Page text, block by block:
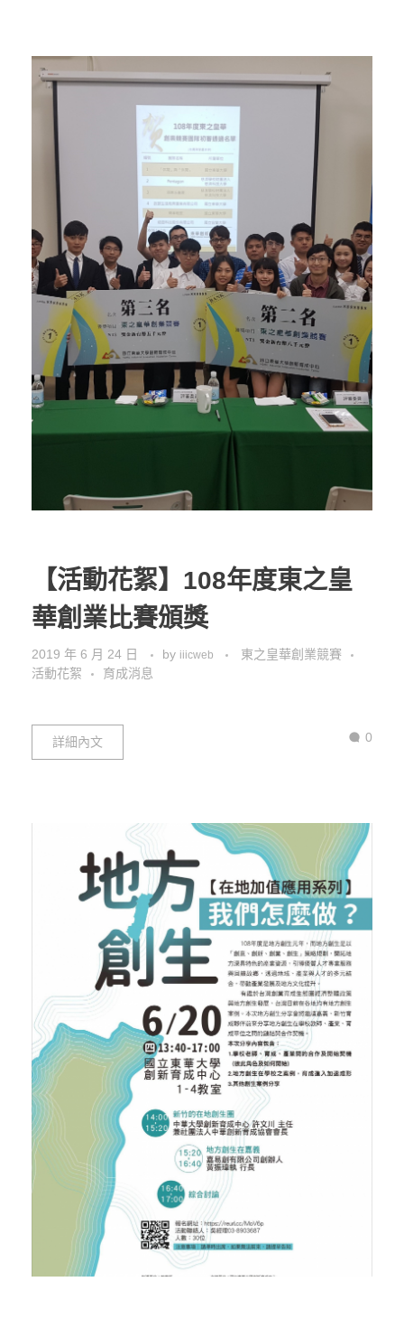
【活動花絮】108年度東之皇
華創業比賽頒獎
2019 年 6 月 24 日 by iiicweb
東之皇華創業競賽
活動花絮
育成消息
詳細內文 0